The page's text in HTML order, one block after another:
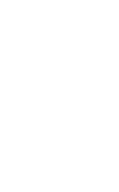
et de l’Étoile